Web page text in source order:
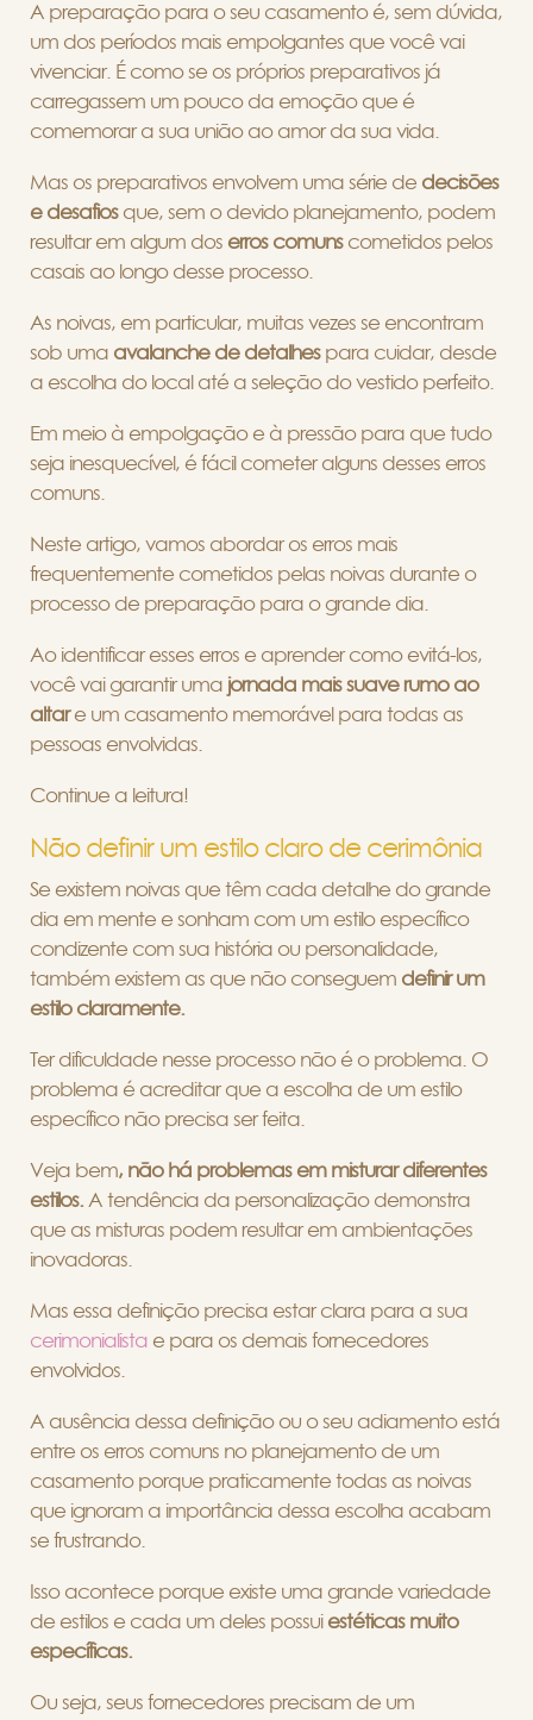
A preparação para o seu casamento é, sem dúvida,
um dos períodos mais empolgantes que você vai
vivenciar. É como se os próprios preparativos já
carregassem um pouco da emoção que é
comemorar a sua união ao amor da sua vida.
Mas os preparativos envolvem uma série de decisões
e desafiosque, sem o devido planejamento, podem
resultar em algum dos erros comuns cometidos pelos
casais ao longo desse processo.
As noivas, em particular, muitas vezes se encontram
sob uma avalanche de detalhes para cuidar, desde
a escolha do local até a seleção do vestido perfeito.
Em meio à empolgação e à pressão para que tudo
seja inesquecível, é fácil cometer alguns desses erros
comuns.
Neste artigo, vamos abordar os erros mais
frequentemente cometidos pelas noivas durante o
processo de preparação para o grande dia.
Ao identificar esses erros e aprender como evitá-los,
você vai garantir uma jornada mais suave rumo ao
altare um casamento memorável para todas as
pessoas envolvidas.
Continue a leitura!
Não definir um estilo claro de cerimônia
Se existem noivas que têm cada detalhe do grande
dia em mente e sonham com um estilo específico
condizente com sua história ou personalidade,
também existem as que não conseguem definir um
estilo claramente.
Ter dificuldade nesse processo não é o problema. O
problema é acreditar que a escolha de um estilo
específico não precisa ser feita.
Veja bem, não há problemas em misturar diferentes
estilos. A tendência da personalização demonstra
que as misturas podem resultar em ambientações
inovadoras.
Mas essa definição precisa estar clara para a sua
cerimonialista e para os demais fornecedores
envolvidos.
A ausência dessa definição ou o seu adiamento está
entre os erros comuns no planejamento de um
casamento porque praticamente todas as noivas
que ignoram a importância dessa escolha acabam
se frustrando.
Isso acontece porque existe uma grande variedade
de estilos e cada um deles possui estéticas muito
específicas.
Ou seja, seus fornecedores precisam de um